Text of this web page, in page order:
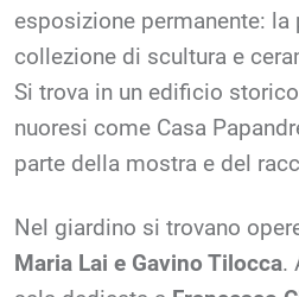
esposizione permanente:
collezione di scultura e
Si trova in un edificio
nuoresi come Casa
parte della mostra e del
Nel giardino si trovano
Maria Lai e Gavino Tilocca.